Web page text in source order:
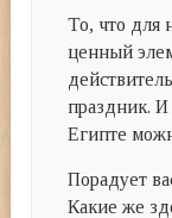
То, что для
ценный
праздник. И
Египте
Порадует
Какие же